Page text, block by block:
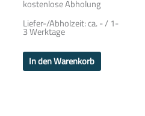
kostenlose Abholung
Liefer-/Abholzeit:ca. - / 1-
3 Werktage
In den Warenkorb